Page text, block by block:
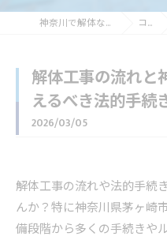
神奈川で解体なら株式会社熊沢 コラム
解体工事の流れと
えるべき法的手続
2026/03/05
解体工事の流れや法的手続
んか？特に神奈川県茅ヶ崎
備段階から多くの手続きや